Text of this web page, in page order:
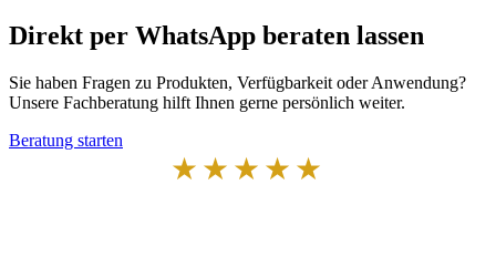
Direkt per WhatsApp beraten lassen
Sie haben Fragen zu Produkten, Verfügbarkeit oder Anwendung?
Unsere Fachberatung hilft Ihnen gerne persönlich weiter.
Beratung starten
★★★★★